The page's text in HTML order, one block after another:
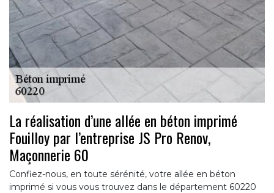
La réalisation d’une allée en béton imprimé
Fouilloy par l’entreprise JS Pro Renov,
Maçonnerie 60
Confiez-nous, en toute sérénité, votre allée en béton
imprimé si vous vous trouvez dans le département 60220